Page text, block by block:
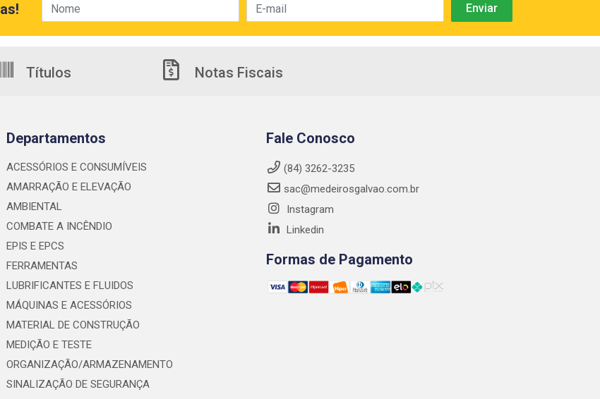
Títulos Notas Fiscais
Departamentos
ACESSÓRIOS E CONSUMÍVEIS
AMARRAÇÃO E ELEVAÇÃO
AMBIENTAL
COMBATE A INCÊNDIO
EPIS E EPCS
FERRAMENTAS
LUBRIFICANTES E FLUIDOS
MÁQUINAS E ACESSÓRIOS
MATERIAL DE CONSTRUÇÃO
MEDIÇÃO E TESTE
ORGANIZAÇÃO/ARMAZENAMENTO
SINALIZAÇÃO DE SEGURANÇA
Fale Conosco
(84) 3262-3235
sac@medeirosgalvao.com.br
Instagram
Linkedin
Formas de Pagamento